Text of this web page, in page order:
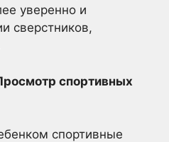
уверенно и
сверстников,
спортивных
спортивные